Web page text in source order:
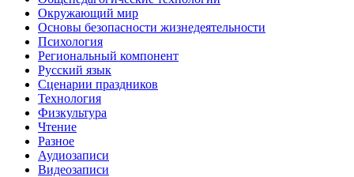
Окружающий мир
Основы безопасности жизнедеятельности
Психология
Региональный компонент
Русский язык
Сценарии праздников
Технология
Физкультура
Чтение
Разное
Аудиозаписи
Видеозаписи